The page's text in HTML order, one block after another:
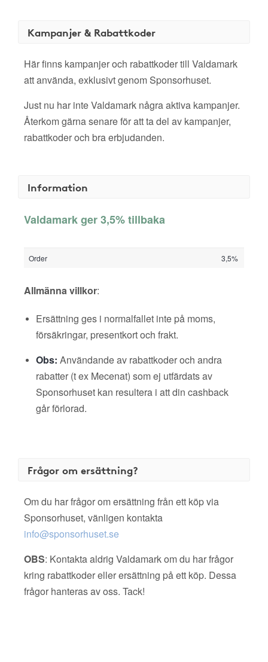
Kampanjer & Rabattkoder
Här finns kampanjer och rabattkoder till Valdamark
att använda, exklusivt genom Sponsorhuset.
Just nu har inte Valdamark några aktiva kampanjer.
Återkom gärna senare för att ta del av kampanjer,
rabattkoder och bra erbjudanden.
Information
Valdamark ger 3,5% tillbaka
Order 3,5%
Allmänna villkor:
Ersättning ges i normalfallet inte på moms,
försäkringar, presentkort och frakt.
Obs: Användande av rabattkoder och andra
rabatter (t ex Mecenat) som ej utfärdats av
Sponsorhuset kan resultera i att din cashback
går förlorad.
Frågor om ersättning?
Om du har frågor om ersättning från ett köp via
Sponsorhuset, vänligen kontakta
info@sponsorhuset.se
OBS: Kontakta aldrig Valdamark om du har frågor
kring rabattkoder eller ersättning på ett köp. Dessa
frågor hanteras av oss. Tack!